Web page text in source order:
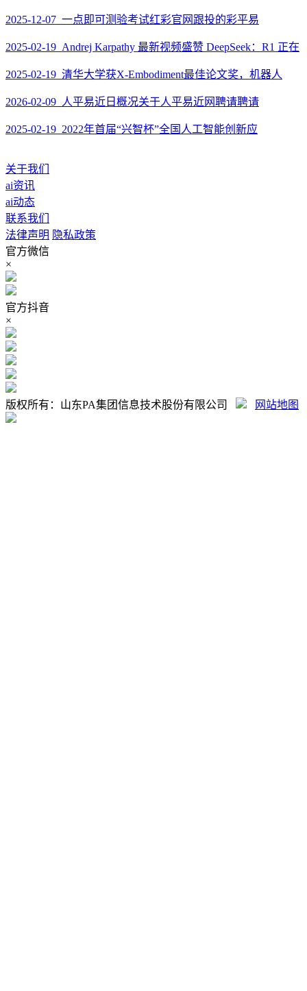
2025-12-07 一点即可测验考试红彩官网跟投的彩平易
2025-02-19 Andrej Karpathy 最新视频盛赞 DeepSeek：R1 正在
2025-02-19 清华大学获X-Embodiment最佳论文奖，机器人
2026-02-09 人平易近日概况关于人平易近网聘请聘请
2025-02-19 2022年首届“兴智杯”全国人工智能创新应
关于我们
ai资讯
ai动态
联系我们
法律声明 隐私政策
官方微信
×
官方抖音
×
版权所有：山东PA集团信息技术股份有限公司 网站地图